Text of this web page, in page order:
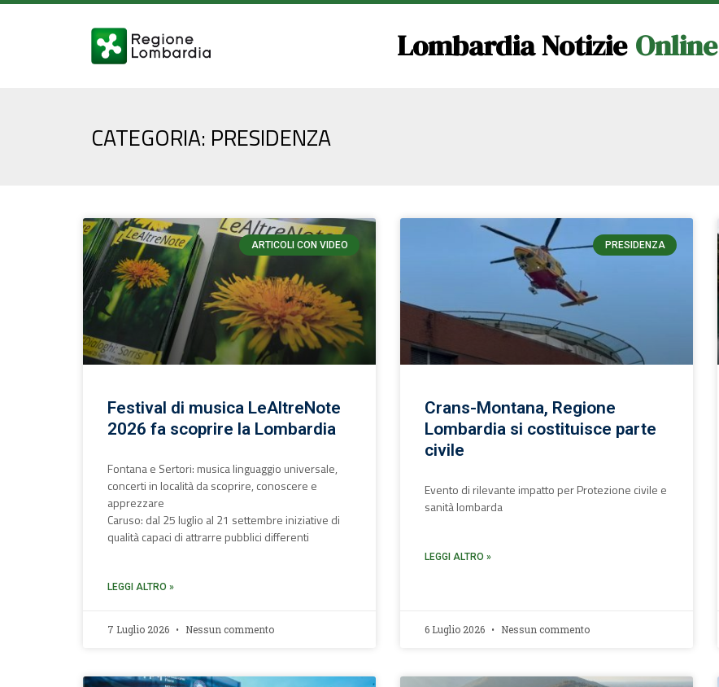
Lombardia Notizie Online
CATEGORIA: PRESIDENZA
ARTICOLI CON VIDEO
Festival di musica LeAltreNote
2026 fa scoprire la Lombardia
Fontana e Sertori: musica linguaggio universale,
concerti in località da scoprire, conoscere e
apprezzare
Caruso: dal 25 luglio al 21 settembre iniziative di
qualità capaci di attrarre pubblici differenti
LEGGI ALTRO »
7 Luglio 2026 Nessun commento
PRESIDENZA
Crans-Montana, Regione
Lombardia si costituisce parte
civile
Evento di rilevante impatto per Protezione civile e
sanità lombarda
LEGGI ALTRO »
6 Luglio 2026 Nessun commento